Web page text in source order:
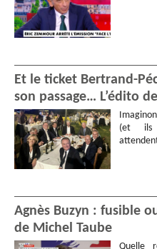
Et le ticket Bertrand-
son passage… L’édito
(et ils
Agnès Buzyn : fusible
de Michel Taube
Quelle